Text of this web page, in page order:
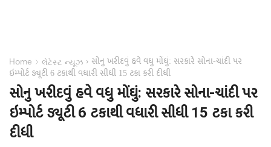
Home › લેટેસ્ટ ન્યૂઝ › સોનુ ખરીદવું હવે વધુ મોંઘું: સરકારે સોના-ચાંદી પર
ઇમ્પોર્ટ ડ્યૂટી 6 ટકાથી વધારી સીધી 15 ટકા કરી દીધી
સોનુ ખરીદવું હવે વધુ મોંઘું: સરકારે સોના-ચાંદી પર
ઇમ્પોર્ટ ડ્યૂટી 6 ટકાથી વધારી સીધી 15 ટકા કરી
દીધી